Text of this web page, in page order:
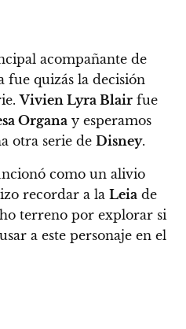
acompañante de
fue quizás la decisión
Vivien Lyra Blair fue
Organa y esperamos
otra serie de Disney.
como un alivio
recordar a la Leia de
terreno por explorar si
a este personaje en el